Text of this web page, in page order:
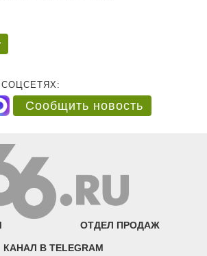
Сообщить новость
ОТДЕЛ ПРОДАЖ
КАНАЛ В TELEGRAM